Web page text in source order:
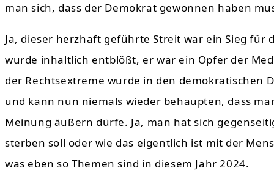
man sich, dass der Demokrat gewonnen haben
Ja, dieser herzhaft geführte Streit war ein Sieg
wurde inhaltlich entblößt, er war ein Opfer der
der Rechtsextreme wurde in den
und kann nun niemals wieder behaupten, dass
Meinung äußern dürfe. Ja, man hat sich
sterben soll oder wie das eigentlich ist mit der
was eben so Themen sind in diesem Jahr 2024.